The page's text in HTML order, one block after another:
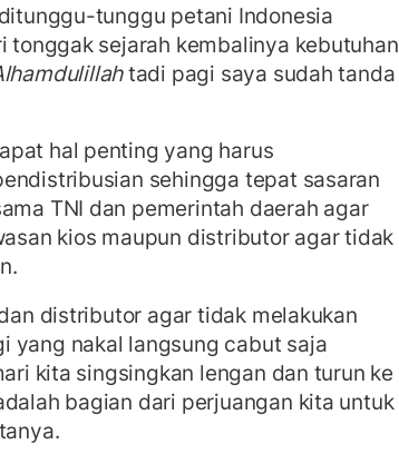
tunggu petani Indonesia
tonggak sejarah kembalinya kebutuhan
tadi pagi saya sudah tanda
hal penting yang harus
sehingga tepat sasaran
TNI dan pemerintah daerah agar
kios maupun distributor agar tidak
distributor agar tidak melakukan
yang nakal langsung cabut saja
kita singsingkan lengan dan turun ke
bagian dari perjuangan kita untuk